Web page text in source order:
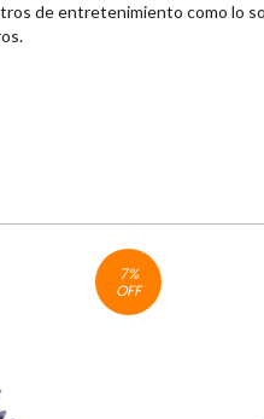
de entretenimiento como lo
7%
OFF